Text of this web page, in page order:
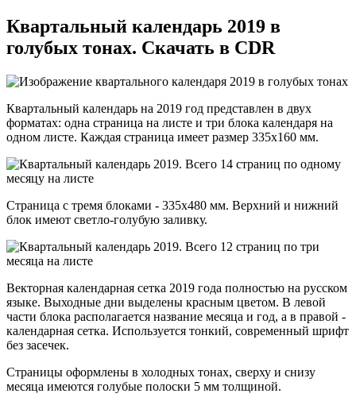
Квартальный календарь 2019 в
голубых тонах. Скачать в CDR
Квартальный календарь на 2019 год представлен в двух
форматах: одна страница на листе и три блока календаря на
одном листе. Каждая страница имеет размер 335х160 мм.
Страница с тремя блоками - 335х480 мм. Верхний и нижний
блок имеют светло-голубую заливку.
Векторная календарная сетка 2019 года полностью на русском
языке. Выходные дни выделены красным цветом. В левой
части блока располагается название месяца и год, а в правой -
календарная сетка. Используется тонкий, современный шрифт
без засечек.
Страницы оформлены в холодных тонах, сверху и снизу
месяца имеются голубые полоски 5 мм толщиной.